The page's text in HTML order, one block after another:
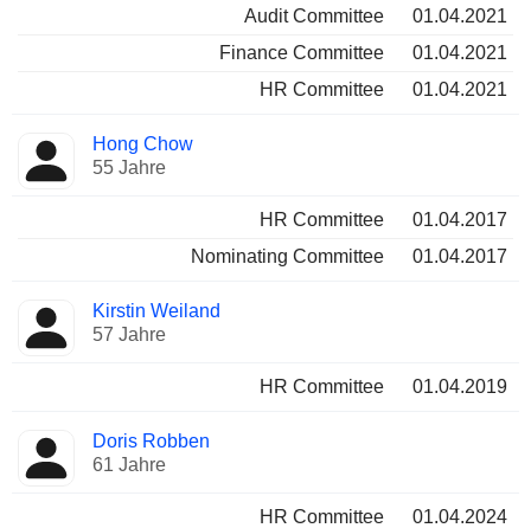
Audit Committee
01.04.2021
Finance Committee
01.04.2021
HR Committee
01.04.2021
Hong Chow
55 Jahre
HR Committee
01.04.2017
Nominating Committee
01.04.2017
Kirstin Weiland
57 Jahre
HR Committee 01.04.2019
Doris Robben
61 Jahre
HR Committee 01.04.2024